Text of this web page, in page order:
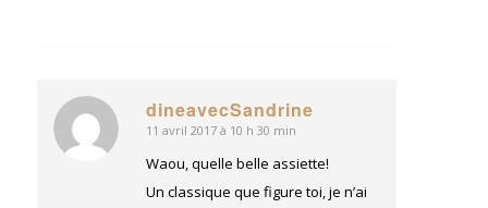
dineavecSandrine
dit
11 avril 2017 à 10 h 30 min
Waou, quelle belle assiette!
Un classique que figure toi, je n’ai